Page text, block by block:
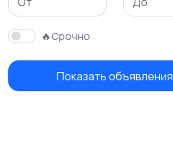
Детская одежда
🔥Срочно
Показать объявления